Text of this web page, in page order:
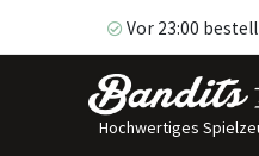
Vor 23:00
Hochwertiges